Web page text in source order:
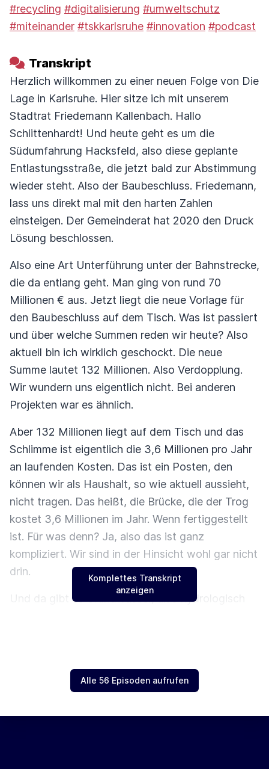
#recycling #digitalisierung #umweltschutz
#miteinander #tskkarlsruhe #innovation #podcast
Transkript
Komplettes Transkript
anzeigen
Herzlich willkommen zu einer neuen Folge von Die
Lage in Karlsruhe. Hier sitze ich mit unserem
Stadtrat Friedemann Kallenbach. Hallo
Schlittenhardt! Und heute geht es um die
Südumfahrung Hacksfeld, also diese geplante
Entlastungsstraße, die jetzt bald zur Abstimmung
wieder steht. Also der Baubeschluss. Friedemann,
lass uns direkt mal mit den harten Zahlen
einsteigen. Der Gemeinderat hat 2020 den Druck
Lösung beschlossen.
Also eine Art Unterführung unter der Bahnstrecke,
die da entlang geht. Man ging von rund 70
Millionen € aus. Jetzt liegt die neue Vorlage für
den Baubeschluss auf dem Tisch. Was ist passiert
und über welche Summen reden wir heute? Also
aktuell bin ich wirklich geschockt. Die neue
Summe lautet 132 Millionen. Also Verdopplung.
Wir wundern uns eigentlich nicht. Bei anderen
Projekten war es ähnlich.
Aber 132 Millionen liegt auf dem Tisch und das
Schlimme ist eigentlich die 3,6 Millionen pro Jahr
an laufenden Kosten. Das ist ein Posten, den
können wir als Haushalt, so wie aktuell aussieht,
nicht tragen. Das heißt, die Brücke, die der Trog
kostet 3,6 Millionen im Jahr. Wenn fertiggestellt
ist. Für was denn? Ja, also das ist ganz
kompliziert. Wir sind in der Hinsicht wohl gar nicht
drin.
Und da gibt es Grundwasser, also hydrologisch
Wände zu groß. Und das ist statisch ein echtes
Problem. Aber es ist nicht schlecht, wenn man da
Alle 56 Episoden aufrufen